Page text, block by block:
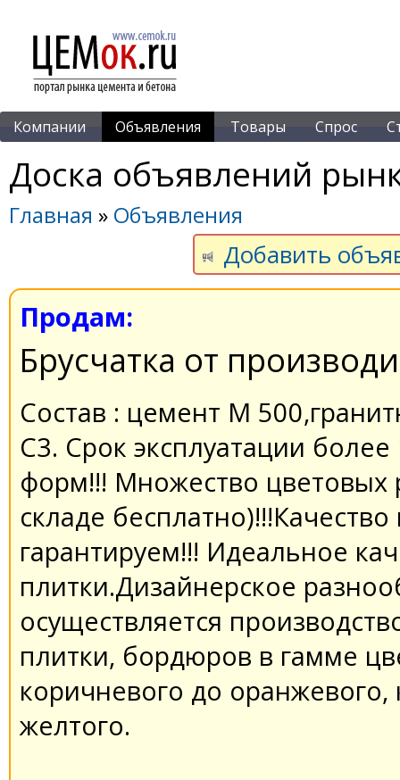
Компании Объявления Товары Спрос
Доска объявлений
Главная » Объявления
Добавить
Продам:
Брусчатка от
Состав : цемент M
C3. Срок эксплуатации
форм!!! Множество
складе
гарантируем!!! Идеальное
плитки.Дизайнерское
осуществляется
плитки, бордюров в гамме
коричневого до оранжевого,
желтого.